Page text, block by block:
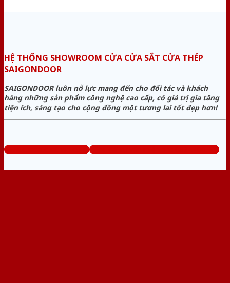
HỆ THỐNG SHOWROOM CỬA CỬA SẮT CỬA THÉP
SAIGONDOOR
SAIGONDOOR luôn nỗ lực mang đến cho đối tác và khách
hàng những sản phẩm công nghệ cao cấp, có giá trị gia tăng
tiện ích, sáng tạo cho cộng đồng một tương lai tốt đẹp hơn!
www.cuasatcuathep.com Tổng đài tư vấn miễn phí: 0824.400.400